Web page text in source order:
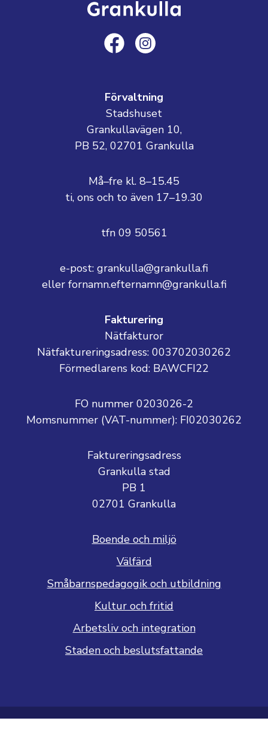
Förvaltning
Stadshuset
Grankullavägen 10,
PB 52, 02701 Grankulla
Må–fre kl. 8–15.45
ti, ons och to även 17–19.30
tfn 09 50561
e-post: grankulla@grankulla.fi
eller fornamn.efternamn@grankulla.fi
Fakturering
Nätfakturor
Nätfaktureringsadress: 003702030262
Förmedlarens kod: BAWCFI22
FO nummer 0203026-2
Momsnummer (VAT-nummer): FI02030262
Faktureringsadress
Grankulla stad
PB 1
02701 Grankulla
Boende och miljö
Välfärd
Småbarnspedagogik och utbildning
Kultur och fritid
Arbetsliv och integration
Staden och beslutsfattande